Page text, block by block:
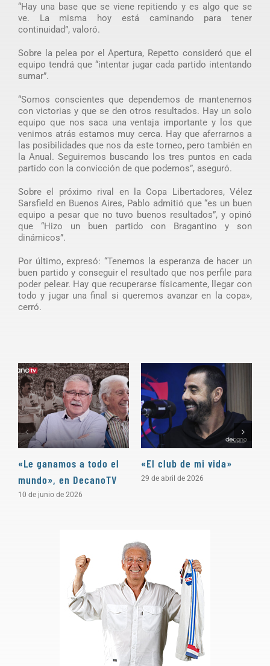
“Hay una base que se viene repitiendo y es algo que se
ve. La misma hoy está caminando para tener
continuidad”, valoró.
Sobre la pelea por el Apertura, Repetto consideró que el
equipo tendrá que “intentar jugar cada partido intentando
sumar”.
“Somos conscientes que dependemos de mantenernos
con victorias y que se den otros resultados. Hay un solo
equipo que nos saca una ventaja importante y los que
venimos atrás estamos muy cerca. Hay que aferrarnos a
las posibilidades que nos da este torneo, pero también en
la Anual. Seguiremos buscando los tres puntos en cada
partido con la convicción de que podemos”, aseguró.
Sobre el próximo rival en la Copa Libertadores, Vélez
Sarsfield en Buenos Aires, Pablo admitió que “es un buen
equipo a pesar que no tuvo buenos resultados”, y opinó
que “Hizo un buen partido con Bragantino y son
dinámicos”.
Por último, expresó: “Tenemos la esperanza de hacer un
buen partido y conseguir el resultado que nos perfile para
poder pelear. Hay que recuperarse físicamente, llegar con
todo y jugar una final si queremos avanzar en la copa»,
cerró.
«Le ganamos a todo el
mundo», en DecanoTV
10 de junio de 2026
«El club de mi vida»
29 de abril de 2026